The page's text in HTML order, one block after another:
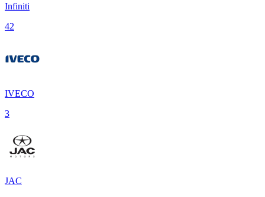
Infiniti
42
IVECO
3
JAC